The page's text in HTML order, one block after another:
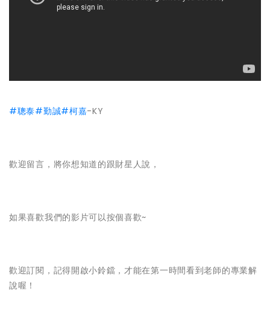
#聰泰#勤誠#柯嘉-KY
歡迎留言，將你想知道的跟財星人說，
如果喜歡我們的影片可以按個喜歡~
歡迎訂閱，記得開啟小鈴鐺，才能在第一時間看到老師的專業解
說喔！